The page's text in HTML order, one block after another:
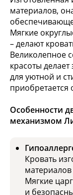
материалов,
Мягкие
– делают
Великолепное
красоты
для уютной и
приобретается
Особенности
механизмом
Кровать
Мягкие
и